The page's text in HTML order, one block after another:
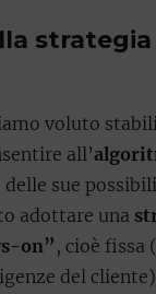
strategia
voluto
all’
sue
adottare una
on”, cioè fissa
del